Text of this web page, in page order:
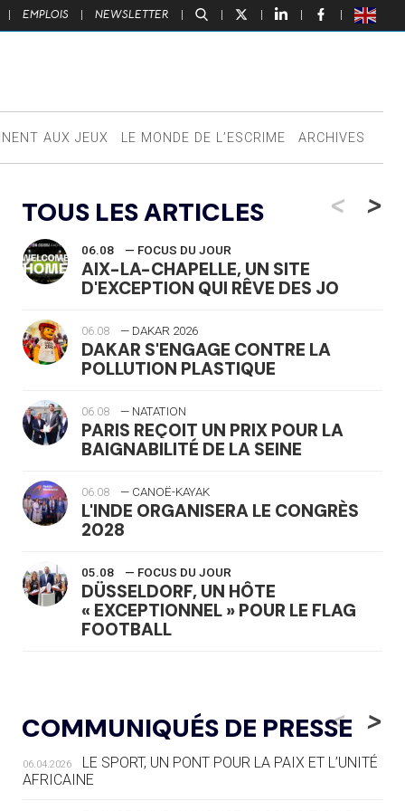
| EMPLOIS | NEWSLETTER | | | | |
AUX JEUX LE MONDE DE L’ESCRIME ARCHIVES
TOUS LES ARTICLES <
06.08 — FOCUS DU JOUR
AIX-LA-CHAPELLE, UN SITE
D'EXCEPTION QUI RÊVE DES JO
06.08 — DAKAR 2026
DAKAR S'ENGAGE CONTRE LA
POLLUTION PLASTIQUE
06.08 — NATATION
PARIS REÇOIT UN PRIX POUR LA
BAIGNABILITÉ DE LA SEINE
06.08 — CANOË-KAYAK
L'INDE ORGANISERA LE CONGRÈS
2028
05.08 — FOCUS DU JOUR
DÜSSELDORF, UN HÔTE
« EXCEPTIONNEL » POUR LE FLAG
FOOTBALL
LE RÊVE DE VOIR LA LUGE ALPINE
AUX JO « N'EST PAS FINI »
05.08 — TIR À L'ARC
DES MONDIAUX À BRISBANE SUR LA
>
COMMUNIQUÉS DE PRESSE
<
06.04.2026
LE SPORT, UN PONT POUR LA PAIX ET L’UNITÉ
AFRICAINE
>